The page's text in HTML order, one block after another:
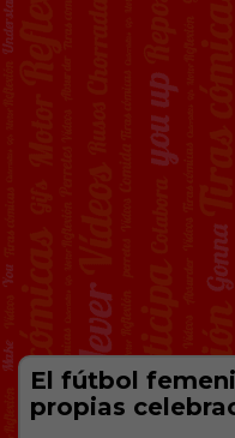
El fútbol
propias